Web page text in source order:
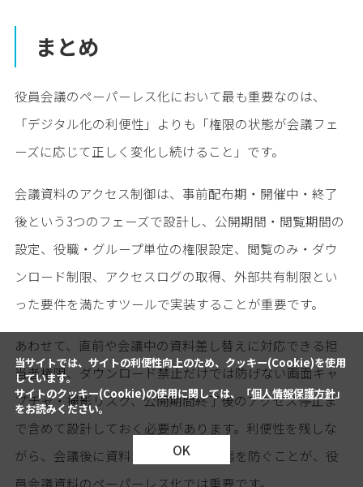
まとめ
役員会議のペーパーレス化において最も重要なのは、
「デジタル化の利便性」よりも「権限の状態が会議フェ
ーズに応じて正しく変化し続けること」です。
会議資料のアクセス制御は、事前配布期・開催中・終了
後という3つのフェーズで設計し、公開期間・閲覧期間の
設定、役職・グループ単位の権限設定、閲覧のみ・ダウ
ンロード制限、アクセスログの取得、外部共有制限とい
った要件を満たすツールで実装することが重要です。
あわせて、直前や会議中の資料差し替えに対応できる担
当者権限、ダウンロード禁止だけでは防げない画面キャ
プチャ・撮影リスク、公開期間終了後のアクセス停止ま
で含めて設計しておく必要があります。利便性を残しな
がら、会議後に資料が残り続ける状態を防ぐことが、役
員会議資料のペーパーレス化では重要です。
当サイトでは、サイトの利便性向上のため、クッキー(Cookie)を使用
しています。
サイトのクッキー(Cookie)の使用に関しては、「個人情報保護方針」
をお読みください。
OK